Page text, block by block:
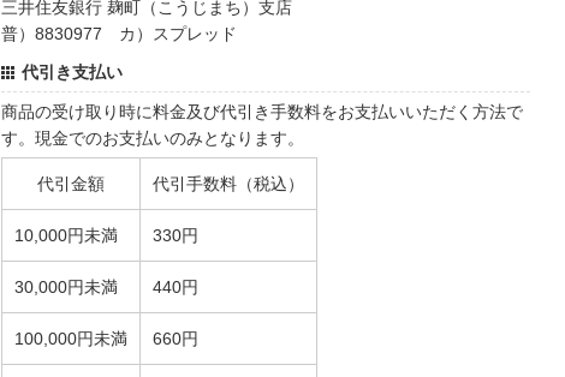
三井住友銀行 麹町（こうじまち）支店
普）8830977 カ）スプレッド
代引き支払い
商品の受け取り時に料金及び代引き手数料をお支払いいただく方法で
す。現金でのお支払いのみとなります。
代引金額 代引手数料（税込）
10,000円未満 330円
30,000円未満 440円
100,000円未満 660円